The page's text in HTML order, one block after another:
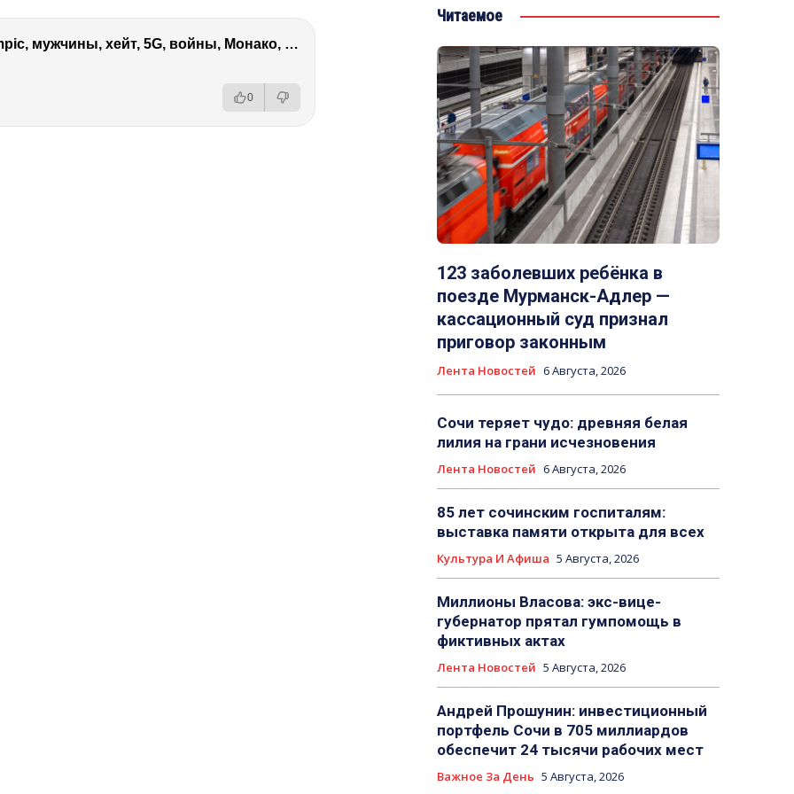
Виктория Боня – Эверест, P.Diddy, Ozempic, мужчины, хейт, 5G, войны, Монако, ДОМ-2, Трамп, Собчак
0
Читаемое
123 заболевших ребёнка в
поезде Мурманск-Адлер —
кассационный суд признал
приговор законным
Лента Новостей 6 Августа, 2026
Сочи теряет чудо: древняя белая
лилия на грани исчезновения
Лента Новостей 6 Августа, 2026
85 лет сочинским госпиталям:
выставка памяти открыта для всех
Культура И Афиша 5 Августа, 2026
Миллионы Власова: экс-вице-
губернатор прятал гумпомощь в
фиктивных актах
Лента Новостей 5 Августа, 2026
Андрей Прошунин: инвестиционный
портфель Сочи в 705 миллиардов
обеспечит 24 тысячи рабочих мест
Важное За День 5 Августа, 2026